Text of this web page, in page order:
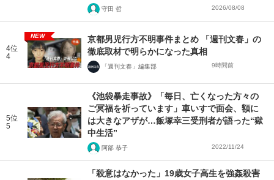
守田 哲 2026/08/08
4位
4
NEW
京都男児行方不明事件まとめ 「週刊文春」の
徹底取材で明らかになった真相
「週刊文春」編集部 9時間前
5位
5
《池袋暴走事故》「毎日、亡くなった方々の
ご冥福を祈っています」車いすで面会、額に
は大きなアザが…飯塚幸三受刑者が語った“獄
中生活”
阿部 恭子 2022/11/24
「殺意はなかった」19歳女子高生を強姦殺害